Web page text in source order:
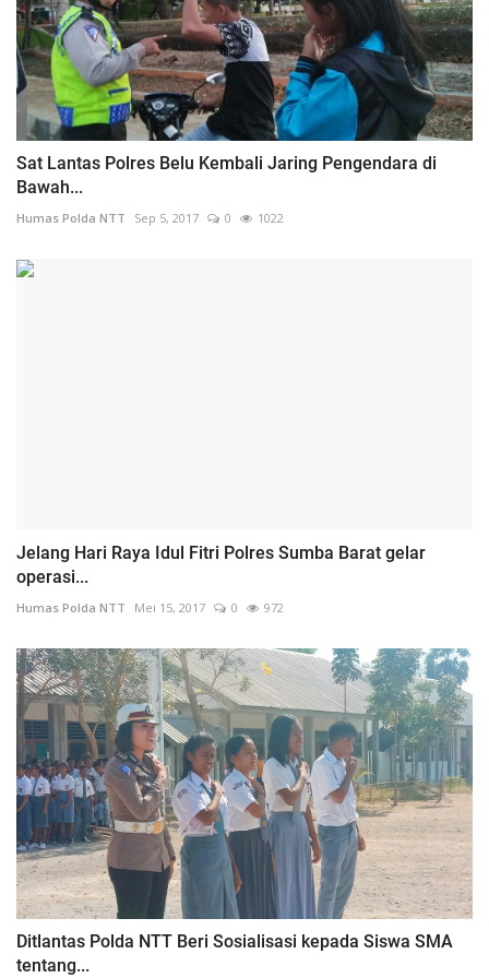
Sat Lantas Polres Belu Kembali Jaring Pengendara di
Bawah...
Humas Polda NTT Sep 5, 2017 0 1022
Jelang Hari Raya Idul Fitri Polres Sumba Barat gelar
operasi...
Humas Polda NTT Mei 15, 2017 0 972
Ditlantas Polda NTT Beri Sosialisasi kepada Siswa SMA
tentang...